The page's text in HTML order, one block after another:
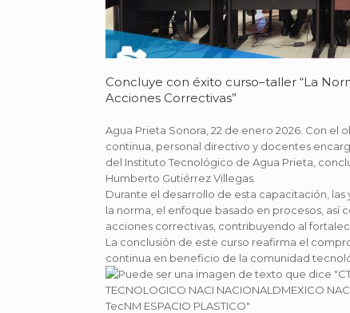
Concluye con éxito curso–taller “La
Acciones Correctivas”
Agua Prieta Sonora, 22 de enero 2026. Con
continua, personal directivo y docentes
del Instituto Tecnológico de Agua Prieta,
Humberto Gutiérrez Villegas.
Durante el desarrollo de esta capacitación,
la norma, el enfoque basado en procesos, así
acciones correctivas, contribuyendo al
La conclusión de este curso reafirma el
continua en beneficio de la comunidad